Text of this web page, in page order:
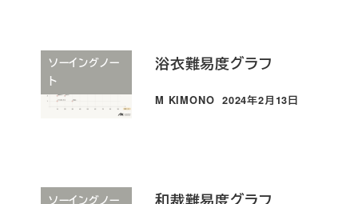
ソーイングノー
ト
浴衣難易度グラフ
M KIMONO
投稿日
2024年2月13日
ソーイングノー